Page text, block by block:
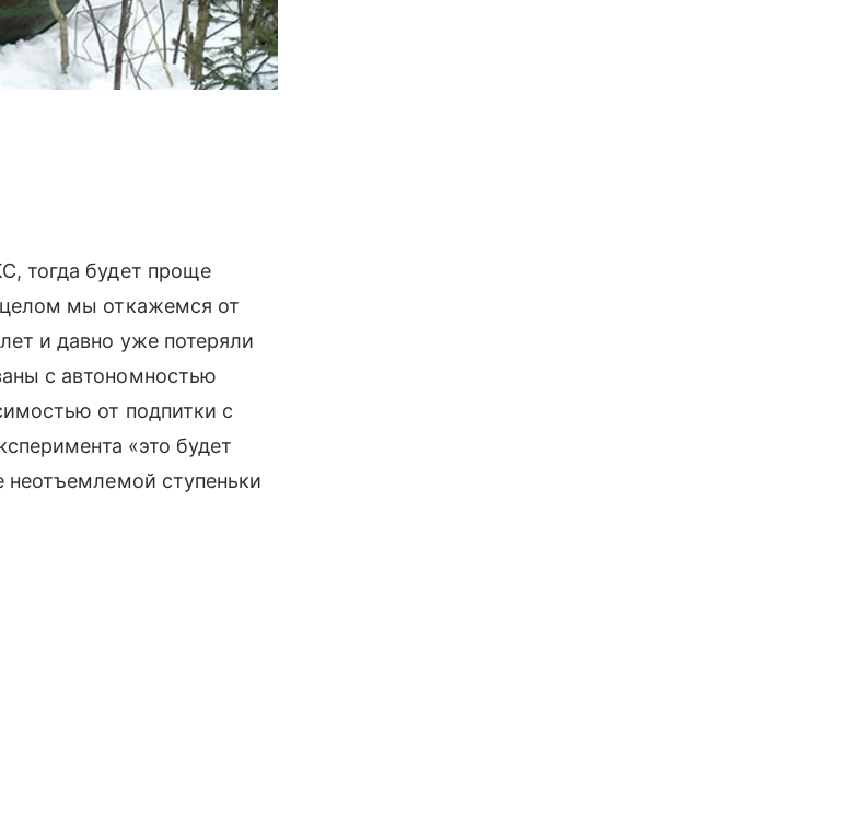
тогда будет проще
целом мы откажемся от
и давно уже потеряли
с автономностью
от подпитки с
«это будет
неотъемлемой ступеньки